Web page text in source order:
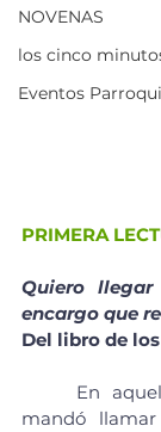
NOVENAS
los cinco
Eventos
PRIMERA
Quiero
encargo que
Del libro de
mandó